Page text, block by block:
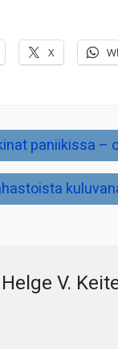
X
paniikissa –
Helge V.